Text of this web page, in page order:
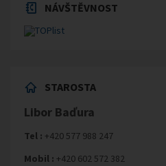
NÁVŠTĚVNOST
STAROSTA
Libor Baďura
Tel : +420 577 988 247
Mobil : +420 602 572 382